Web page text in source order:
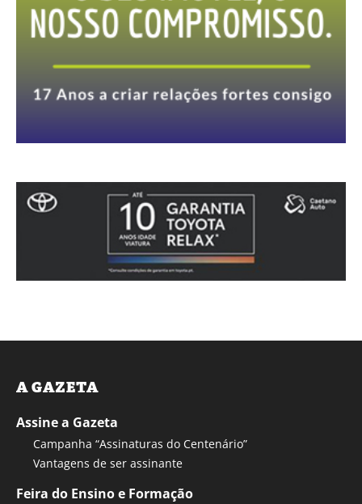
A GAZETA
Assine a Gazeta
Campanha “Assinaturas do Centenário”
Vantagens de ser assinante
Feira do Ensino e Formação